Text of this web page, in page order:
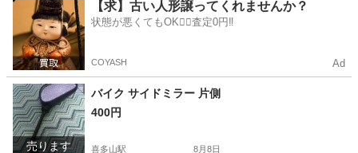
愛知 尾張旭市 喜多山駅 コスメ/ヘルスケア タイマー
【求】古い人形譲ってくれませんか？
状態が悪くてもOK🙆‍♀️査定0円‼️
COYASH Ad
売ります
バイク サイドミラー 片側
400円
喜多山駅 8月8日